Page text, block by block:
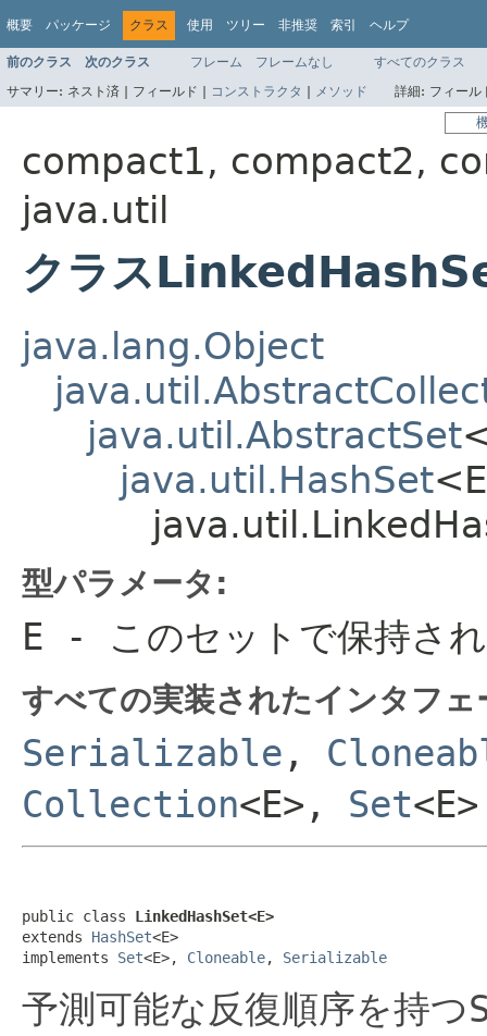
概要 パッケージ クラス 使用 ツリー 非推奨 索引 ヘルプ
前のクラス 次のクラス フレーム フレームなし
すべてのクラス
サマリー: ネスト済 | フィールド | コンストラクタ | メソッド 詳細: フィー
compact1, compact2,
java.util
クラス
java.lang.Object
java.util.AbstractSet
java.util.HashSet
型パラメータ:
E - このセットで保持さ
すべての実装されたインタフ
Serializable ,
Collection<E>, Set<E>
public class LinkedHashSet<E>
extends HashSet<E>
implements Set<E>, Cloneable, Serializable
予測可能な反復順序を持つ